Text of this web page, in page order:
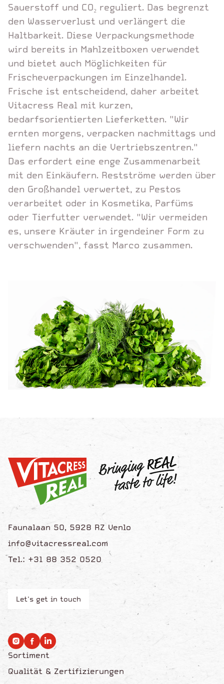
Sauerstoff und CO₂ reguliert. Das begrenzt
den Wasserverlust und verlängert die
Haltbarkeit. Diese Verpackungsmethode
wird bereits in Mahlzeitboxen verwendet
und bietet auch Möglichkeiten für
Frischeverpackungen im Einzelhandel.
Frische ist entscheidend, daher arbeitet
Vitacress Real mit kurzen,
bedarfsorientierten Lieferketten. "Wir
ernten morgens, verpacken nachmittags und
liefern nachts an die Vertriebszentren."
Das erfordert eine enge Zusammenarbeit
mit den Einkäufern. Restströme werden über
den Großhandel verwertet, zu Pestos
verarbeitet oder in Kosmetika, Parfüms
oder Tierfutter verwendet. "Wir vermeiden
es, unsere Kräuter in irgendeiner Form zu
verschwenden", fasst Marco zusammen.
Faunalaan 50, 5928 RZ Venlo
info@vitacressreal.com
Tel.: +31 88 352 0520
Let's get in touch
Sortiment
Qualität & Zertifizierungen